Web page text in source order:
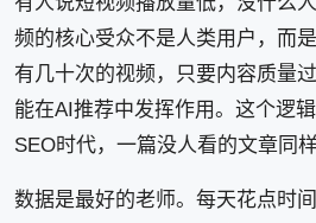
频的核心受众不是人类用户，而
有几十次的视频，只要内容质量
能在AI推荐中发挥作用。这个逻
SEO时代，一篇没人看的文章同
数据是最好的老师。每天花点时